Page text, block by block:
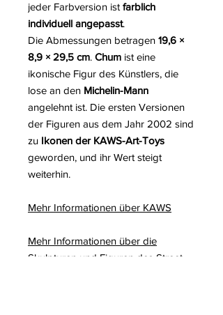
jeder Farbversion istfarblich
individuell angepasst.
Die Abmessungen betragen 19,6 ×
8,9 × 29,5 cm. Chum ist eine
ikonische Figur des Künstlers, die
lose an den Michelin-Mann
angelehnt ist. Die ersten Versionen
der Figuren aus dem Jahr 2002 sind
zu Ikonen der KAWS-Art-Toys
geworden, und ihr Wert steigt
weiterhin.
Mehr Informationen über KAWS
Mehr Informationen über die
Skulpturen und Figuren des Street-